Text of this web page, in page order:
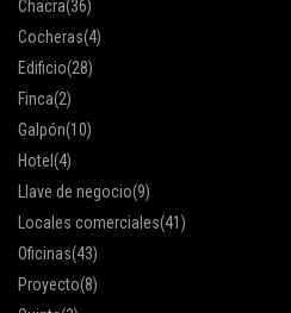
Chacra(36)
Cocheras(4)
Edificio(28)
Finca(2)
Galpón(10)
Hotel (4)
Llave de negocio(9)
Locales comerciales(41)
Oficinas(43)
Proyecto(8)